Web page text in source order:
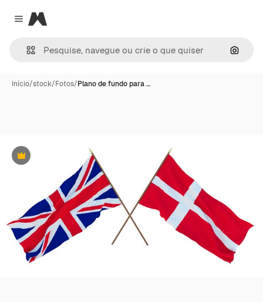
Close menu
Magnific
Início/stock/Fotos/Plano de fundo para …
Premium